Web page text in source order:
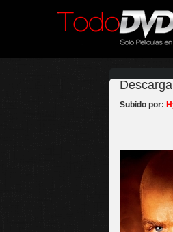
Subido por: